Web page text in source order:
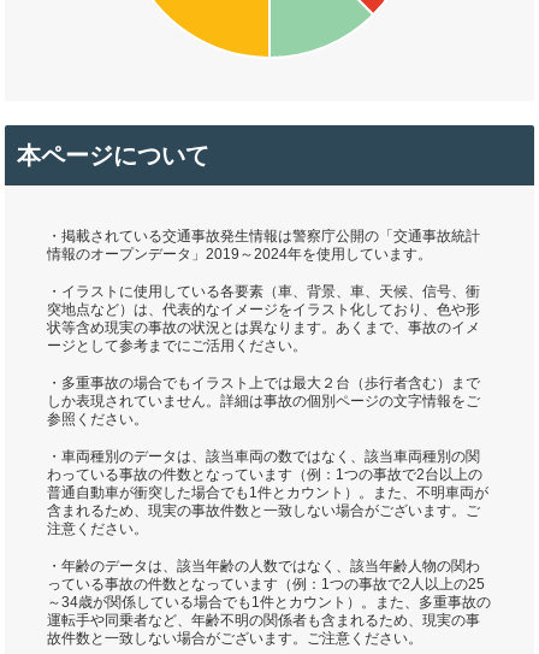
本ページについて
・掲載されている交通事故発生情報は警察庁公開の「交通事故統計
情報のオープンデータ」2019～2024年を使用しています。
・イラストに使用している各要素（車、背景、車、天候、信号、衝
突地点など）は、代表的なイメージをイラスト化しており、色や形
状等含め現実の事故の状況とは異なります。あくまで、事故のイメ
ージとして参考までにご活用ください。
・多重事故の場合でもイラスト上では最大２台（歩行者含む）まで
しか表現されていません。詳細は事故の個別ページの文字情報をご
参照ください。
・車両種別のデータは、該当車両の数ではなく、該当車両種別の関
わっている事故の件数となっています（例：1つの事故で2台以上の
普通自動車が衝突した場合でも1件とカウント）。また、不明車両が
含まれるため、現実の事故件数と一致しない場合がございます。ご
注意ください。
・年齢のデータは、該当年齢の人数ではなく、該当年齢人物の関わ
っている事故の件数となっています（例：1つの事故で2人以上の25
～34歳が関係している場合でも1件とカウント）。また、多重事故の
運転手や同乗者など、年齢不明の関係者も含まれるため、現実の事
故件数と一致しない場合がございます。ご注意ください。